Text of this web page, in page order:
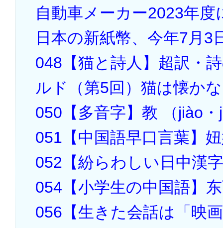
自動車メーカー2023年度
日本の新紙幣、今年7月3
048【猫と詩人】超訳・
ルド（第5回）猫は懐か
050【多音字】教 （jiào
051【中国語早口言葉】
052【紛らわしい日中漢
054【小学生の中国語】
056【生きた会話は「映